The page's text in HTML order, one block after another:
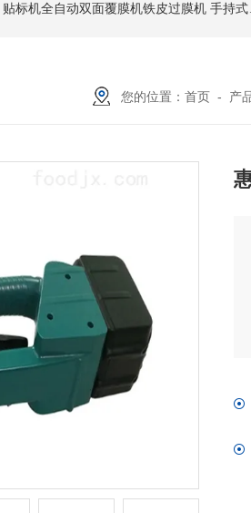
贴标机全自动双面覆膜机铁皮过膜机 手持式激光打标机铁牌便携式打码机
您的位置：首页 - 产